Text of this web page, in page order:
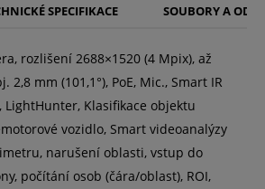
SPECIFIKACE SOUBORY A
rozlišení 2688×1520 (4 Mpix), až
2,8 mm (101,1°), PoE, Mic., Smart IR
LightHunter, Klasifikace objektu
vozidlo, Smart videoanalýzy
narušení oblasti, vstup do
počítání osob (čára/oblast), ROI,